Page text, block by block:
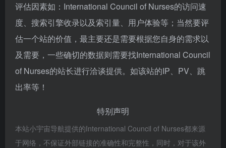
评估因素如：International Council of Nurses的访问速
度、搜索引擎收录以及索引量、用户体验等；当然要评
估一个站的价值，最主要还是需要根据您自身的需求以
及需要，一些确切的数据则需要找International Council
of Nurses的站长进行洽谈提供。如该站的IP、PV、跳
出率等！
特别声明
本站小宇宙导航提供的International Council of Nurses都来源
于网络，不保证外部链接的准确性和完整性，同时，对于该外